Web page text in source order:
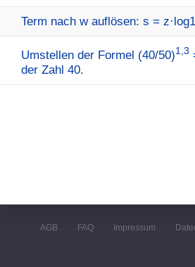
Term nach w auflösen: s =
Umstellen der Formel (40/50)1,3
der Zahl 40.
AGB FAQ Impressum